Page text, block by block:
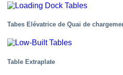
Tabes Elévatrice de Quai de
Table Extraplate